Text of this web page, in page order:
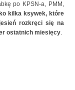
po KPSN-a, PMM,
kilka ksywek, które
rozkręci się na
ostatnich miesięcy.